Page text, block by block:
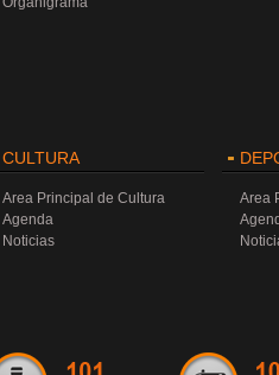
CULTURA
Area Principal de Cultura
Agenda
Noticias
Area